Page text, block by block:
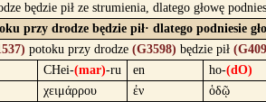
będzie pił ze strumienia, dlatego głowę
przy drodze będzie pił· dlatego podniesie
potoku przy drodze (G3598) będzie pił
CHei-(mar)-ru en ho-(dO)
χειμάρρου ἐν
ὁδῷ